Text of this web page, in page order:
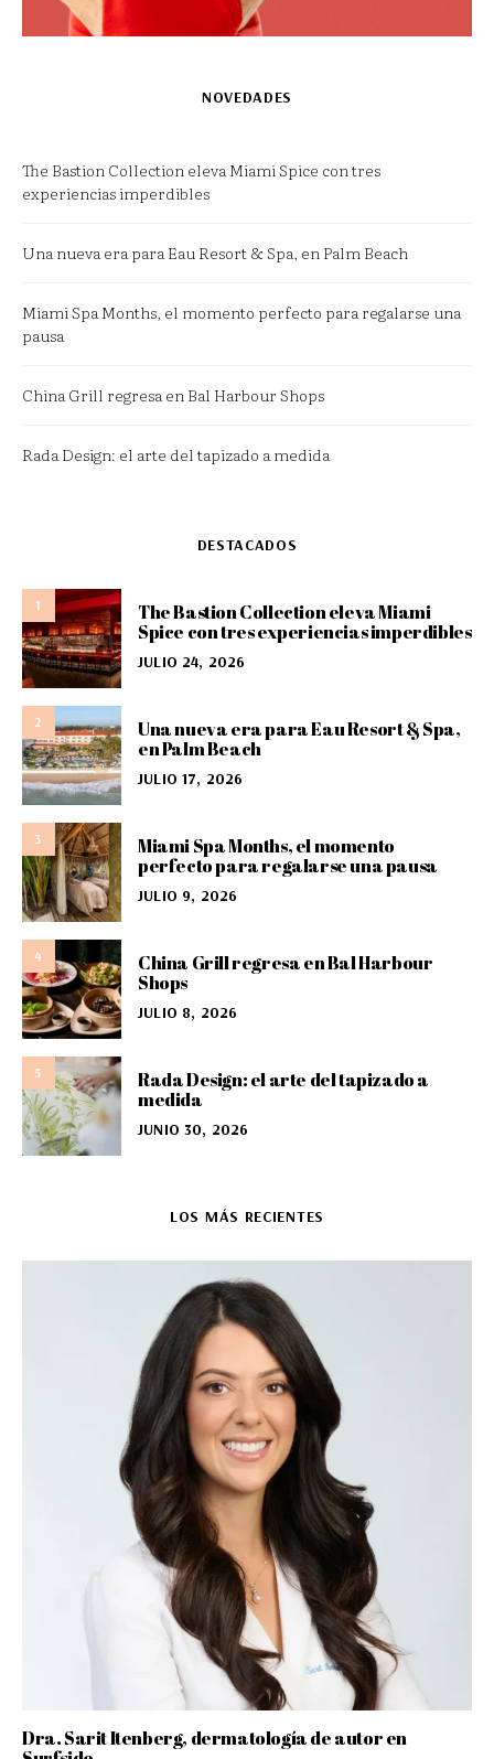
NOVEDADES
The Bastion Collection eleva Miami Spice con tres
experiencias imperdibles
Una nueva era para Eau Resort & Spa, en Palm Beach
Miami Spa Months, el momento perfecto para regalarse una
pausa
China Grill regresa en Bal Harbour Shops
Rada Design: el arte del tapizado a medida
DESTACADOS
1
The Bastion Collection eleva Miami
Spice con tres experiencias imperdibles
JULIO 24, 2026
2
Una nueva era para Eau Resort & Spa,
en Palm Beach
JULIO 17, 2026
3
Miami Spa Months, el momento
perfecto para regalarse una pausa
JULIO 9, 2026
4
China Grill regresa en Bal Harbour
Shops
JULIO 8, 2026
5
Rada Design: el arte del tapizado a
medida
JUNIO 30, 2026
LOS MÁS RECIENTES
Dra. Sarit Itenberg, dermatología de autor en